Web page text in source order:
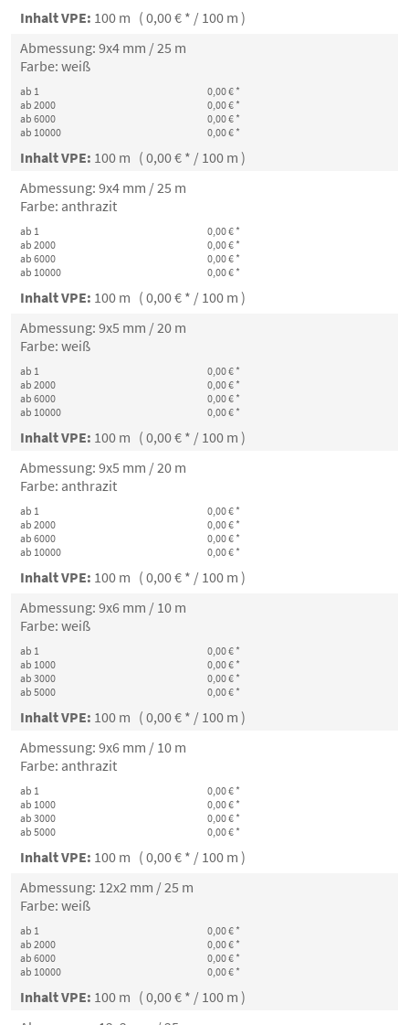
Inhalt VPE: 100 m ( 0,00 € * / 100 m )
Abmessung: 9x4 mm / 25 m
Farbe: weiß
ab 1
0,00 € *
ab 2000
0,00 € *
ab 6000
0,00 € *
ab 10000
0,00 € *
Inhalt VPE: 100 m ( 0,00 € * / 100 m )
Abmessung: 9x4 mm / 25 m
Farbe: anthrazit
ab 1
0,00 € *
ab 2000
0,00 € *
ab 6000
0,00 € *
ab 10000
0,00 € *
Inhalt VPE: 100 m ( 0,00 € * / 100 m )
Abmessung: 9x5 mm / 20 m
Farbe: weiß
ab 1
0,00 € *
ab 2000
0,00 € *
ab 6000
0,00 € *
ab 10000
0,00 € *
Inhalt VPE: 100 m ( 0,00 € * / 100 m )
Abmessung: 9x5 mm / 20 m
Farbe: anthrazit
ab 1
0,00 € *
ab 2000
0,00 € *
ab 6000
0,00 € *
ab 10000
0,00 € *
Inhalt VPE: 100 m ( 0,00 € * / 100 m )
Abmessung: 9x6 mm / 10 m
Farbe: weiß
ab 1
0,00 € *
ab 1000
0,00 € *
ab 3000
0,00 € *
ab 5000
0,00 € *
Inhalt VPE: 100 m ( 0,00 € * / 100 m )
Abmessung: 9x6 mm / 10 m
Farbe: anthrazit
ab 1
0,00 € *
ab 1000
0,00 € *
ab 3000
0,00 € *
ab 5000
0,00 € *
Inhalt VPE: 100 m ( 0,00 € * / 100 m )
Abmessung: 12x2 mm / 25 m
Farbe: weiß
ab 1
0,00 € *
ab 2000
0,00 € *
ab 6000
0,00 € *
ab 10000
0,00 € *
Inhalt VPE: 100 m ( 0,00 € * / 100 m )